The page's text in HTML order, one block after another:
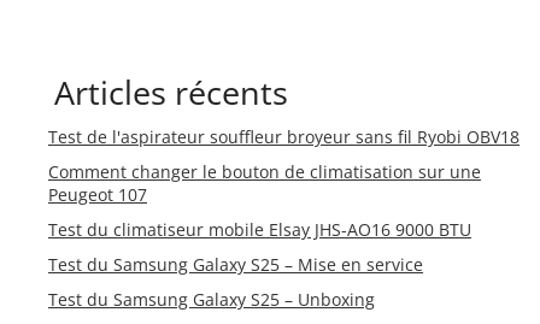
Articles récents
Test de l'aspirateur souffleur broyeur sans fil Ryobi OBV18
Comment changer le bouton de climatisation sur une
Peugeot 107
Test du climatiseur mobile Elsay JHS-AO16 9000 BTU
Test du Samsung Galaxy S25 – Mise en service
Test du Samsung Galaxy S25 – Unboxing